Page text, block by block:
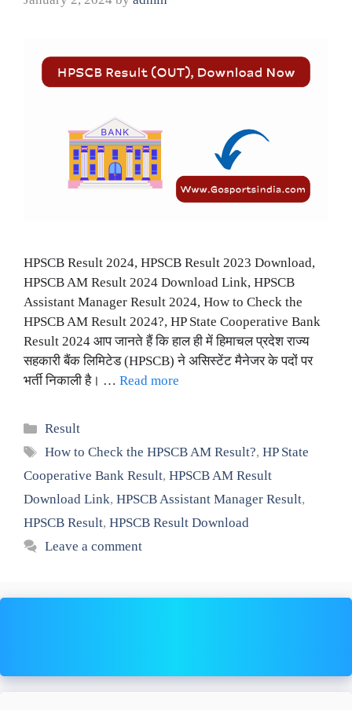
HPSCB Result 2024, HPSCB Result 2023 Download,
HPSCB AM Result 2024 Download Link, HPSCB
Assistant Manager Result 2024, How to Check the
HPSCB AM Result 2024?, HP State Cooperative Bank
Result 2024 आप जानते हैं कि हाल ही में हिमाचल प्रदेश राज्य
सहकारी बैंक लिमिटेड (HPSCB) ने असिस्टेंट मैनेजर के पदों पर
भर्ती निकाली है। … Read more
Categories
Result
Tags
How to Check the HPSCB AM Result?,HP State
Cooperative Bank Result, HPSCB AM Result
Download Link, HPSCB Assistant Manager Result,
HPSCB Result, HPSCB Result Download
Leave a comment